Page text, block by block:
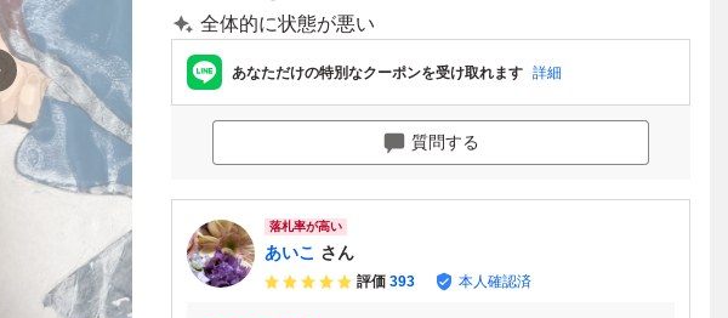
全体的に状態が悪い
あなただけの特別なクーポンを受け取れます 詳細
質問する
落札率が高い
あいこ さん
評価 393 本人確認済